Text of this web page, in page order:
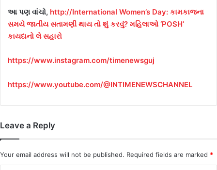
આ પણ વાંચો, http://International Women’s Day: કામકાજના
સમયે જાતીય સતામણી થાય તો શું કરવું? મહિલાઓ ‘POSH’
કાયદાનો લે સહારો
https://www.instagram.com/timenewsguj
https://www.youtube.com/@INTIMENEWSCHANNEL
Leave a Reply
Your email address will not be published. Required fields are marked *